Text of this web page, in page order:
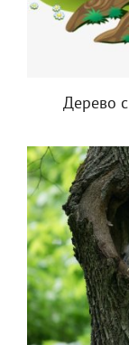
Дерево